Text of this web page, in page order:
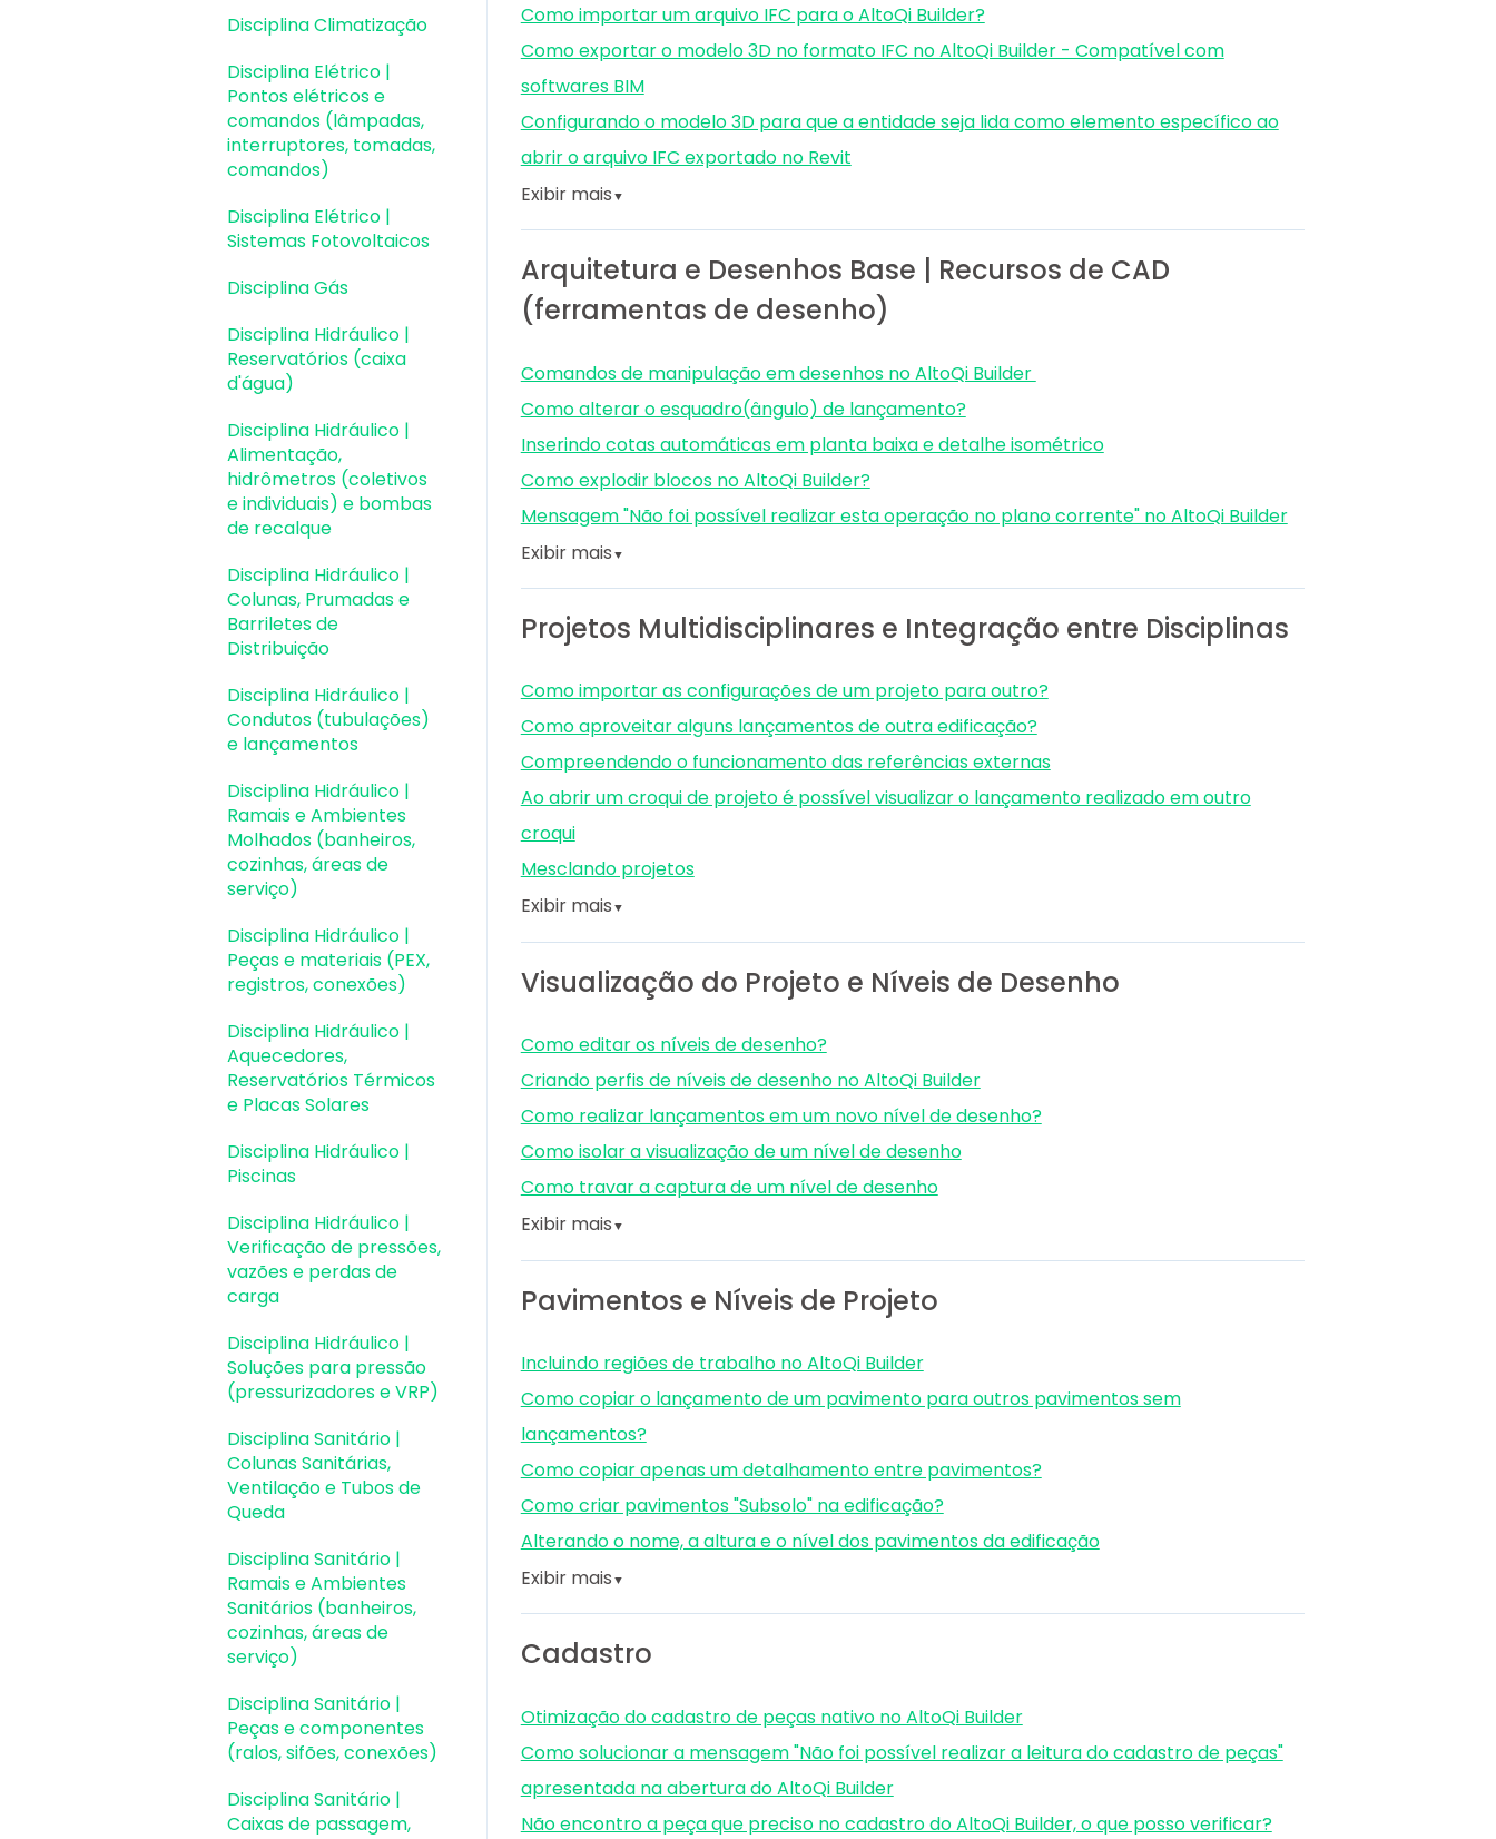
Como importar um arquivo IFC para o AltoQi Builder?
Como exportar o modelo 3D no formato IFC no AltoQi Builder - Compatível com
softwares BIM
Configurando o modelo 3D para que a entidade seja lida como elemento específico ao
abrir o arquivo IFC exportado no Revit
Exibir mais▼
Arquitetura e Desenhos Base | Recursos de CAD
(ferramentas de desenho)
Comandos de manipulação em desenhos no AltoQi Builder
Como alterar o esquadro(ângulo) de lançamento?
Inserindo cotas automáticas em planta baixa e detalhe isométrico
Como explodir blocos no AltoQi Builder?
Mensagem "Não foi possível realizar esta operação no plano corrente" no AltoQi Builder
Exibir mais▼
Projetos Multidisciplinares e Integração entre Disciplinas
Como importar as configurações de um projeto para outro?
Como aproveitar alguns lançamentos de outra edificação?
Compreendendo o funcionamento das referências externas
Ao abrir um croqui de projeto é possível visualizar o lançamento realizado em outro
croqui
Mesclando projetos
Exibir mais▼
Visualização do Projeto e Níveis de Desenho
Como editar os níveis de desenho?
Criando perfis de níveis de desenho no AltoQi Builder
Como realizar lançamentos em um novo nível de desenho?
Como isolar a visualização de um nível de desenho
Como travar a captura de um nível de desenho
Exibir mais▼
Pavimentos e Níveis de Projeto
Incluindo regiões de trabalho no AltoQi Builder
Como copiar o lançamento de um pavimento para outros pavimentos sem
lançamentos?
Como copiar apenas um detalhamento entre pavimentos?
Como criar pavimentos "Subsolo" na edificação?
Alterando o nome, a altura e o nível dos pavimentos da edificação
Exibir mais▼
Cadastro
Otimização do cadastro de peças nativo no AltoQi Builder
Como solucionar a mensagem "Não foi possível realizar a leitura do cadastro de peças"
apresentada na abertura do AltoQi Builder
Não encontro a peça que preciso no cadastro do AltoQi Builder, o que posso verificar?
Escadas | Exemplos de
Reservatórios
Reservatórios |
Exemplos de
lançamento
Paredes de contenção
Muros de Arrimo
Elementos genéricos e
perfis metálicos
Estruturas de Alvenaria
Estrutural
Estruturas de Protensão
Estruturas Pré-
Moldadas
Estruturas Pré-
Moldadas | Erros e
Avisos
Processamento
Análise da estrutura
Estabilidade global
Deslocamentos e
durabilidade
Planta de fôrma e
Pranchas e
detalhamentos
Configurações
Outros
Disciplina Climatização
Disciplina Elétrico |
Pontos elétricos e
comandos (lâmpadas,
interruptores, tomadas,
comandos)
Disciplina Elétrico |
Sistemas Fotovoltaicos
Disciplina Gás
Disciplina Hidráulico |
Reservatórios (caixa
d'água)
Disciplina Hidráulico |
Alimentação,
hidrômetros (coletivos
e individuais) e bombas
de recalque
Disciplina Hidráulico |
Colunas, Prumadas e
Barriletes de
Distribuição
Disciplina Hidráulico |
Condutos (tubulações)
e lançamentos
Disciplina Hidráulico |
Ramais e Ambientes
Molhados (banheiros,
cozinhas, áreas de
serviço)
Disciplina Hidráulico |
Peças e materiais (PEX,
registros, conexões)
Disciplina Hidráulico |
Aquecedores,
Reservatórios Térmicos
e Placas Solares
Disciplina Hidráulico |
Piscinas
Disciplina Hidráulico |
Verificação de pressões,
vazões e perdas de
carga
Disciplina Hidráulico |
Soluções para pressão
(pressurizadores e VRP)
Disciplina Sanitário |
Colunas Sanitárias,
Ventilação e Tubos de
Queda
Disciplina Sanitário |
Ramais e Ambientes
Sanitários (banheiros,
cozinhas, áreas de
serviço)
Disciplina Sanitário |
Peças e componentes
(ralos, sifões, conexões)
Disciplina Sanitário |
Caixas de passagem,